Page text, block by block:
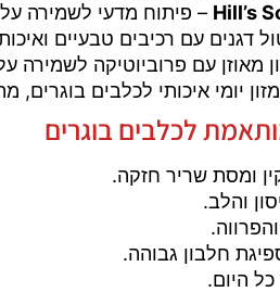
Hill’s – פיתוח מדעי לשמירה
דגנים עם רכיבים טבעיים
מאוזן עם פרוביוטיקה לשמירה
יומי איכותי לכלבים בוגרים,
לכלבים בוגרים
ומסת שריר חזקה.
והלב.
חלבון גבוהה.
כל היום.